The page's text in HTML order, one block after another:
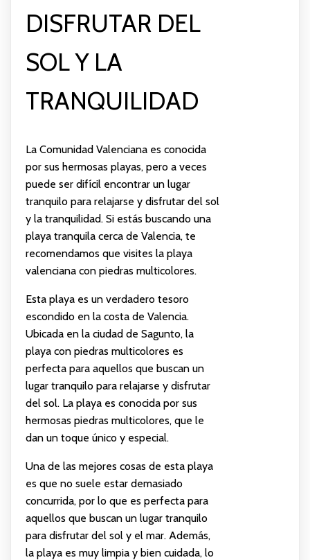
DISFRUTAR DEL
SOL Y LA
TRANQUILIDAD
La Comunidad Valenciana es conocida
por sus hermosas playas, pero a veces
puede ser difícil encontrar un lugar
tranquilo para relajarse y disfrutar del sol
y la tranquilidad. Si estás buscando una
playa tranquila cerca de Valencia, te
recomendamos que visites la playa
valenciana con piedras multicolores.
Esta playa es un verdadero tesoro
escondido en la costa de Valencia.
Ubicada en la ciudad de Sagunto, la
playa con piedras multicolores es
perfecta para aquellos que buscan un
lugar tranquilo para relajarse y disfrutar
del sol. La playa es conocida por sus
hermosas piedras multicolores, que le
dan un toque único y especial.
Una de las mejores cosas de esta playa
es que no suele estar demasiado
concurrida, por lo que es perfecta para
aquellos que buscan un lugar tranquilo
para disfrutar del sol y el mar. Además,
la playa es muy limpia y bien cuidada, lo